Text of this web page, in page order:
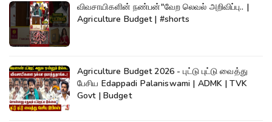
விவசாயிகளின் நண்பன்"வேற லெவல் அறிவிப்பு.. |
Agriculture Budget | #shorts
Agriculture Budget 2026 - புட்டு புட்டு வைத்து
பேசிய Edappadi Palaniswami | ADMK | TVK
Govt | Budget